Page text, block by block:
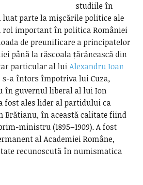
studiile în
luat parte la mișcările politice ale
rol important în politica României
de preunificare a principatelor
până la răscoala țărănească din
particular al luiAlexandru Ioan
a întors împotriva lui Cuza,
în guvernul liberal al lui Ion
fost ales lider al partidului ca
Brătianu, în această calitate fiind
ministru (1895–1909). A fost
al Academiei Române,
recunoscută în numismatica